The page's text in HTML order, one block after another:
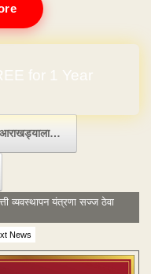
for 1 Year
आराखड्याला…
News
व्यवस्थापन यंत्रणा सज्ज ठेवा